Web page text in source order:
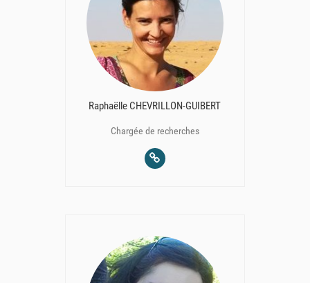
Raphaëlle CHEVRILLON-GUIBERT
Chargée de recherches